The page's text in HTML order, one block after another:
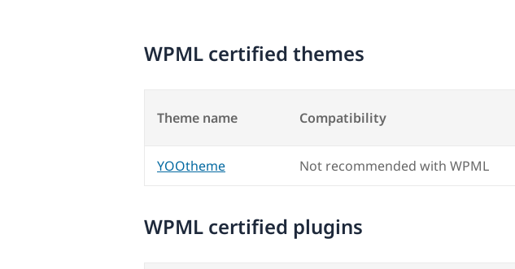
WPML certified themes
Theme name Compatibility
YOOtheme Not recommended with WPML
WPML certified plugins